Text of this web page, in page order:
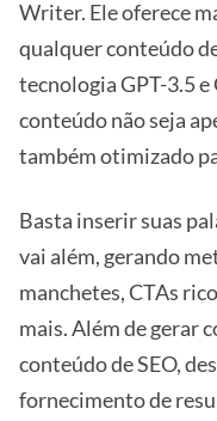
Writer. Ele oferece
qualquer conteúdo
tecnologia GPT-3.5 e
conteúdo não seja
também otimizado
Basta inserir suas
vai além, gerando
manchetes, CTAs
mais. Além de gerar
conteúdo de SEO,
fornecimento de